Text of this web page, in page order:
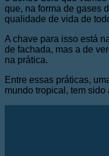
que, na forma de gases
qualidade de vida de
A chave para isso está
de fachada, mas a de
na prática.
Entre essas práticas,
mundo tropical, tem